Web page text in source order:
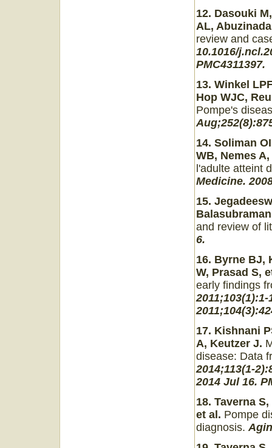
12. Dasouki
AL,
review and
10.1016/
PMC4311397.
13. Winkel
Hop WJC,
Pompe's
14. Soliman
WB, Nemes
l'adulte atteint
Medicine.
15.
and review of
6.
16. Byrne BJ,
W, Prasad S,
early findings
17. Kishnani
A, Keutzer J.
disease: Data
2014;113(1-
2014 Jul 16.
18. Taverna
et al. Pompe
diagnosis.